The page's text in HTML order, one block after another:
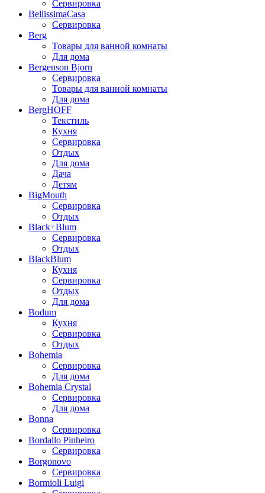
Сервировка
BellissimaCasa
Сервировка
Berg
Товары для ванной комнаты
Для дома
Bergenson Bjorn
Сервировка
Товары для ванной комнаты
Для дома
BergHOFF
Текстиль
Кухня
Сервировка
Отдых
Для дома
Дача
Детям
BigMouth
Сервировка
Отдых
Black+Blum
Сервировка
Отдых
BlackBlum
Кухня
Сервировка
Отдых
Для дома
Bodum
Кухня
Сервировка
Отдых
Bohemia
Сервировка
Для дома
Bohemia Crystal
Сервировка
Для дома
Bonna
Сервировка
Bordallo Pinheiro
Сервировка
Borgonovo
Сервировка
Bormioli Luigi